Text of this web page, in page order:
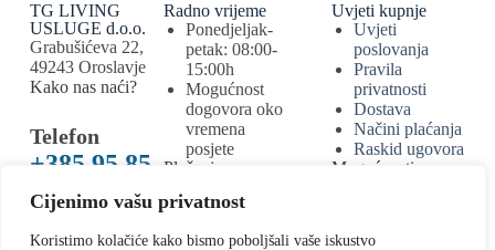
Cijenimo vašu privatnost
Koristimo kolačiće kako bismo poboljšali vaše iskustvo
TG LIVING
USLUGE d.o.o.
Grabušićeva 22,
49243 Oroslavje
Kako nas naći?
Telefon
+385 95 85
44 005
Radno vrijeme
Ponedjeljak-
petak: 08:00-
15:00h
Mogućnost
dogovora oko
vremena
posjete
Plačanje
karticama
Uvjeti kupnje
Uvjeti
poslovanja
Pravila
privatnosti
Dostava
Načini plaćanja
Raskid ugovora
Mogućnosti
mobilnim ili e-